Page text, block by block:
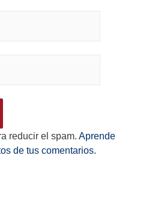
reducir el spam. Aprende
de tus comentarios.